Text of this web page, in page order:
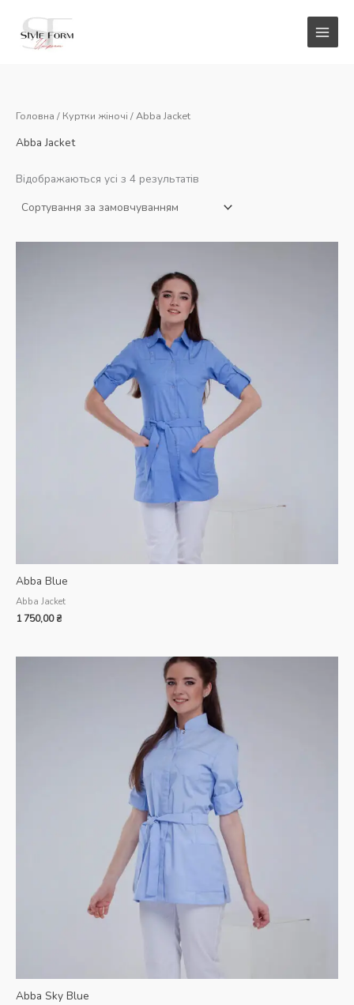
вмісту
Головна / Куртки жіночі / Abba Jacket
Abba Jacket
Відображаються усі з 4 результатів
Abba Blue
Abba Jacket
1 750,00₴
Abba Sky Blue